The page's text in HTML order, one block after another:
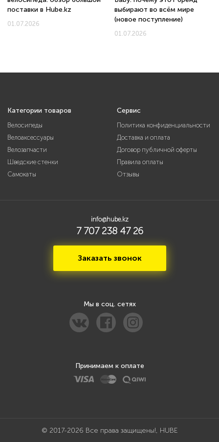
поставки в Hube.kz
01.07.2026
выбирают во всём мире
(новое поступление)
01.07.2026
Категории товаров
Велосипеды
Велоаксессуары
Велозапчасти
Шведские стенки
Самокаты
Сервис
Политика конфиденциальности
Доставка и оплата
Договор публичной оферты
Правила оплаты
Отзывы
info@hube.kz
7 707 238 47 26
Заказать звонок
Мы в соц. сетях
Принимаем к оплате
© 2017-2026 Все права защищены!, HUBE